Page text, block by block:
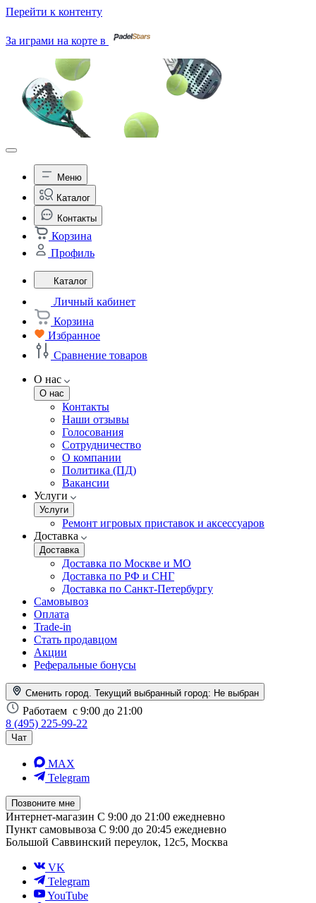
Перейти к контенту
За играми на корте в
Меню
Каталог
Контакты
Корзина
Профиль
Каталог
Личный кабинет
Корзина
Избранное
Сравнение товаров
О нас
О нас
Контакты
Наши отзывы
Голосования
Сотрудничество
О компании
Политика (ПД)
Вакансии
Услуги
Услуги
Ремонт игровых приставок и аксессуаров
Доставка
Доставка
Доставка по Москве и МО
Доставка по РФ и СНГ
Доставка по Санкт-Петербургу
Самовывоз
Оплата
Trade-in
Стать продавцом
Акции
Реферальные бонусы
Сменить город. Текущий выбранный город: Не выбран
Работаем с 9:00 до 21:00
8 (495) 225-99-22
Чат
MAX
Telegram
Позвоните мне
Интернет-магазин С 9:00 до 21:00 ежедневно
Пункт самовывоза С 9:00 до 20:45 ежедневно
Большой Саввинский переулок, 12с5, Москва
VK
Telegram
YouTube